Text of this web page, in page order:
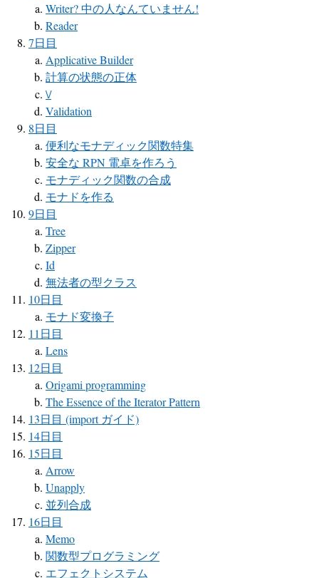
Writer? 中の人なんていません!
Reader
7日目
Applicative Builder
計算の状態の正体
\/
Validation
8日目
便利なモナディック関数特集
安全な RPN 電卓を作ろう
モナディック関数の合成
モナドを作る
9日目
Tree
Zipper
Id
無法者の型クラス
10日目
モナド変換子
11日目
Lens
12日目
Origami programming
The Essence of the Iterator Pattern
13日目 (import ガイド)
14日目
15日目
Arrow
Unapply
並列合成
16日目
Memo
関数型プログラミング
エフェクトシステム